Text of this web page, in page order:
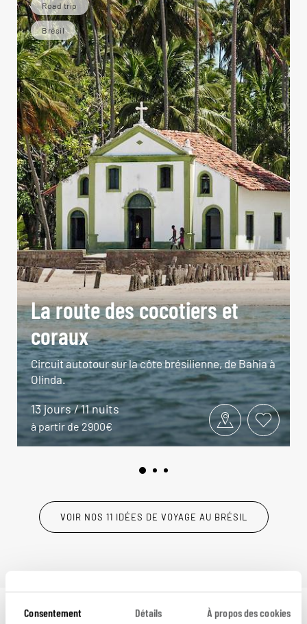
Consentement Détails À propos des cookies
Road trip
Brésil
La route des cocotiers et
coraux
Circuit autotour sur la côte brésilienne, de Bahia à
Olinda.
13 jours / 11 nuits
à partir de 2900€
VOIR NOS 11 IDÉES DE VOYAGE AU BRÉSIL